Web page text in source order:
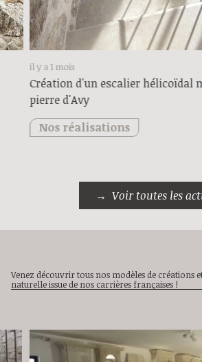
il y a 1 mois
Création d'un escalier hélicoïdal
pierre d'Avy
Nos réalisations
Voir toutes les
Venez découvrir tous nos modèles de créations
naturelle issue de nos carrières françaises !